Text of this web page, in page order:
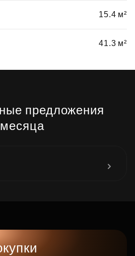
15.4 м²
41.3 м²
предложения
месяца